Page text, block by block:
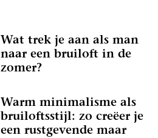
Wat trek je aan als man
naar een bruiloft in de
zomer?
Warm minimalisme als
bruiloftsstijl: zo creëer je
een rustgevende maar